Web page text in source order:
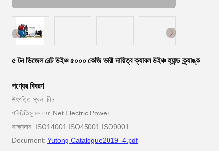
৫ টন ডিজেল বেল্ট উইঞ্চ ৫০০০ কেজি ভারী দায়িত্ব ক্যাবল উইঞ্চ হ্যান্ড ক্র্যাঙ্ক
পণ্যের বিবরণ
উৎপত্তি স্থল: চীন
পরিচিতিমুলক নাম: Net Electric Power
সাক্ষ্যদান: ISO14001 ISO45001 ISO9001
Document: Yutong Catalogue2019_4.pdf